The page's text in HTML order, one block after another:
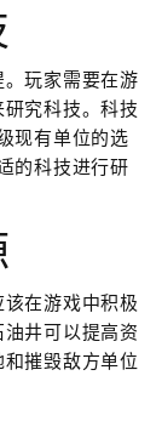
玩家需要在游
究科技。科技
现有单位的选
的科技进行研
在游戏中积极
井可以提高资
摧毁敌方单位